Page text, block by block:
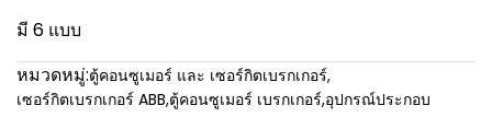
มี 6 แบบ
หมวดหมู่:ตู้คอนซูเมอร์ และ เซอร์กิตเบรกเกอร์,
เซอร์กิตเบรกเกอร์ ABB,ตู้คอนซูเมอร์ เบรกเกอร์,อุปกรณ์ประกอบ